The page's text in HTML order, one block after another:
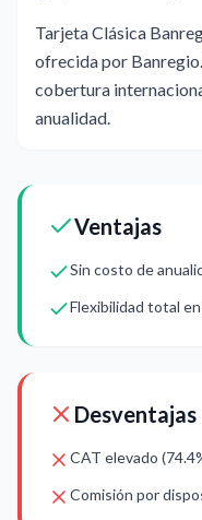
Tarjeta Clásica
ofrecida por
cobertura
anualidad.
Ventajas
Sin costo de
Flexibilidad total
Desventajas
CAT elevado
Comisión por